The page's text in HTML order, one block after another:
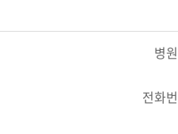
병
전화